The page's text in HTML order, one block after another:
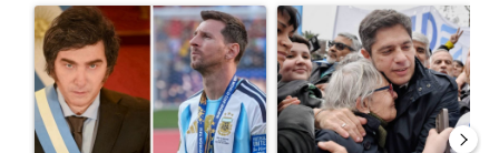
Un artículo de tendencia con el título "Milei despidió a Jorge
Un artículo de tendencia con